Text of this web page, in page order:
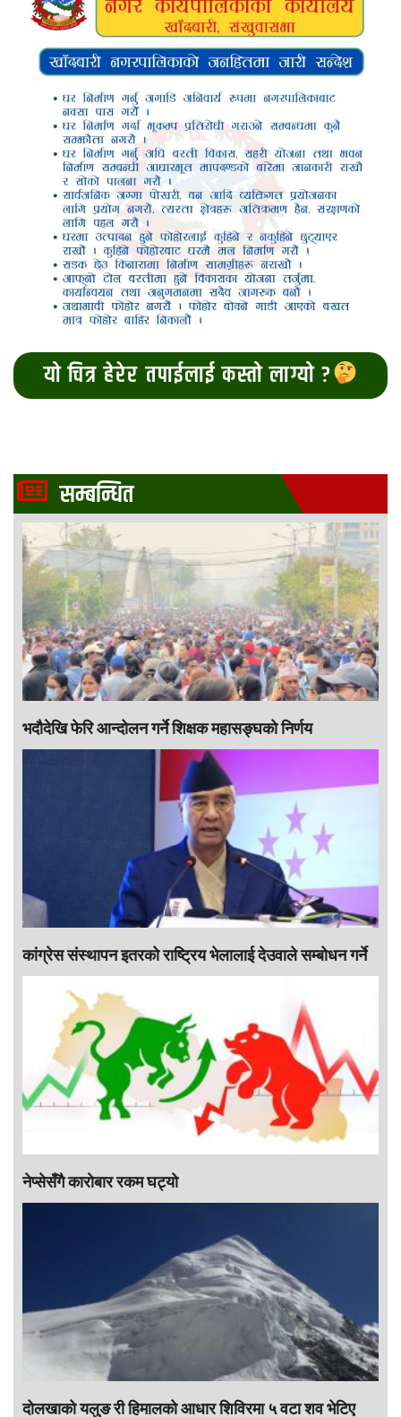
यो चित्र हेरेर तपाईलाई कस्तो लाग्यो ?
सम्बन्धित
भदौदेखि फेरि आन्दोलन गर्ने शिक्षक महासङ्घको निर्णय
कांग्रेस संस्थापन इतरको राष्ट्रिय भेलालाई देउवाले सम्बोधन गर्ने
नेप्सेसँगै काराेबार रकम घट्याे
दोलखाको यलुङ री हिमालको आधार शिविरमा ५ वटा शव भेटिए